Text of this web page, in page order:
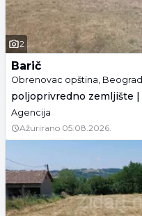
2
Barič
Obrenovac opština, Beograd
Agencija
Ažurirano 05.08.2026.